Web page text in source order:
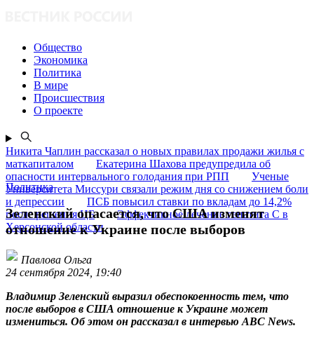
Общество
Экономика
Политика
В мире
Происшествия
О проекте
Никита Чаплин рассказал о новых правилах продажи жилья с
маткапиталом
Екатерина Шахова предупредила об
опасности интервального голодания при РПП
Ученые
Университета Миссури связали режим дня со снижением боли
и депрессии
ПСБ повысил ставки по вкладам до 14,2%
после решения ЦБ
Эффективное лечение гепатита C в
Херсонской области
Политика
Зеленский опасается, что США изменят
отношение к Украине после выборов
Павлова Ольга
24 сентября 2024, 19:40
Владимир Зеленский выразил обеспокоенность тем, что
после выборов в США отношение к Украине может
измениться. Об этом он рассказал в интервью ABC News.